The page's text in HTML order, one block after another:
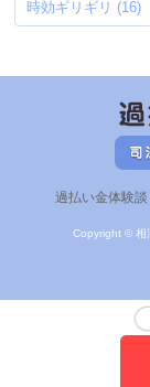
時効ギリギリ (16)
過払い金体験
Copyright © 相